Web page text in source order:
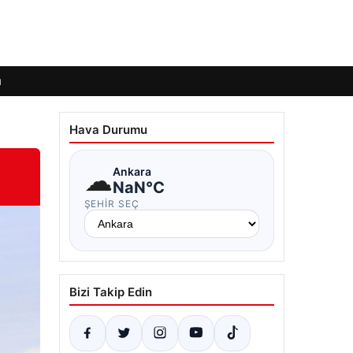
Hava Durumu
☁Ankara
NaN°C
ŞEHIR SEÇ
Bizi Takip Edin